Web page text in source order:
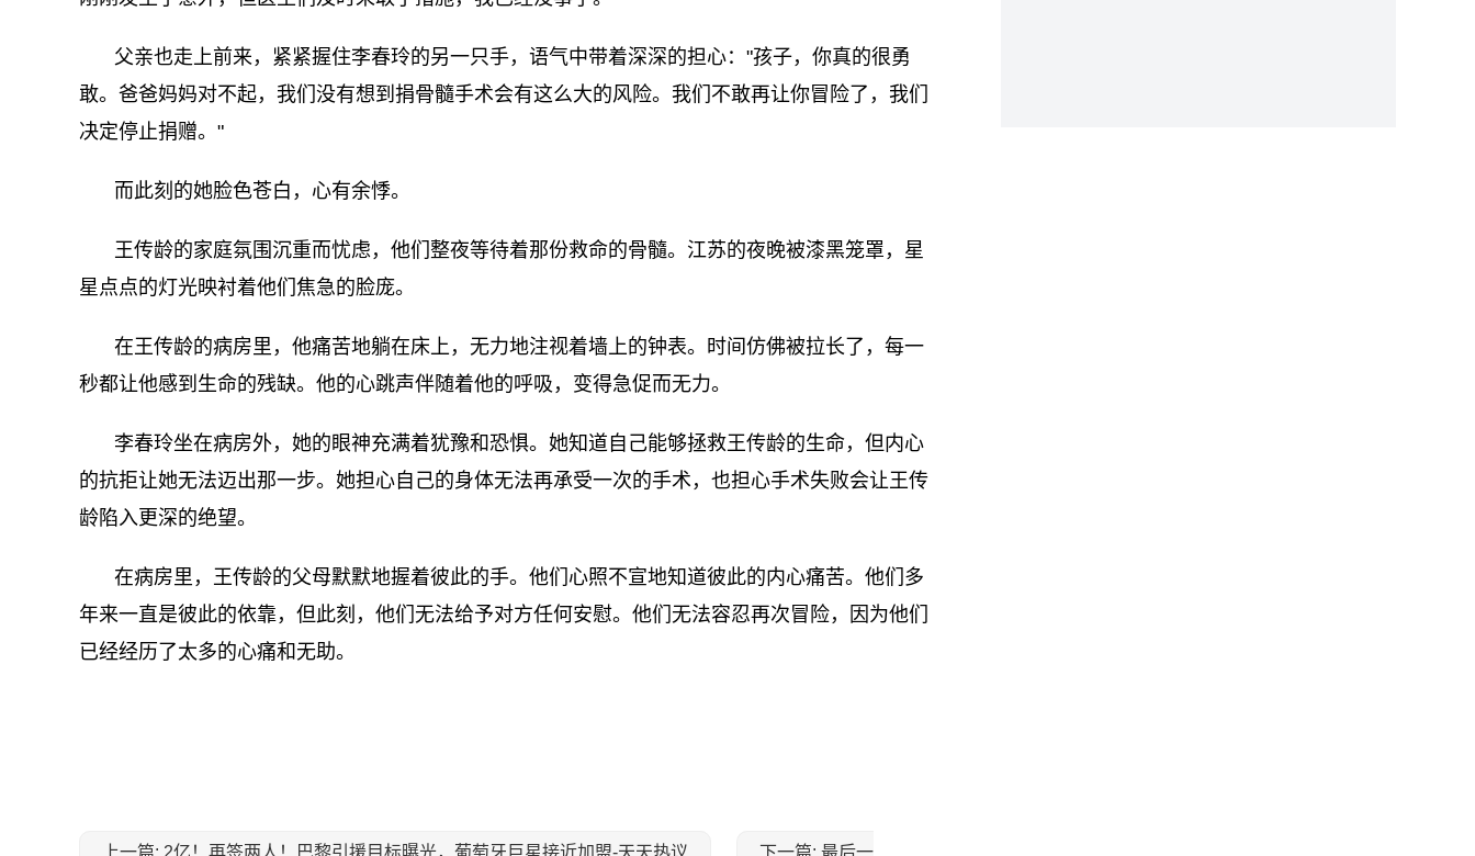
父亲也走上前来，紧紧握住李春玲的另一只手，语气中带着深深的担心："孩子，你真的很勇
敢。爸爸妈妈对不起，我们没有想到捐骨髓手术会有这么大的风险。我们不敢再让你冒险了，我们
决定停止捐赠。"
而此刻的她脸色苍白，心有余悸。
王传龄的家庭氛围沉重而忧虑，他们整夜等待着那份救命的骨髓。江苏的夜晚被漆黑笼罩，星
星点点的灯光映衬着他们焦急的脸庞。
在王传龄的病房里，他痛苦地躺在床上，无力地注视着墙上的钟表。时间仿佛被拉长了，每一
秒都让他感到生命的残缺。他的心跳声伴随着他的呼吸，变得急促而无力。
李春玲坐在病房外，她的眼神充满着犹豫和恐惧。她知道自己能够拯救王传龄的生命，但内心
的抗拒让她无法迈出那一步。她担心自己的身体无法再承受一次的手术，也担心手术失败会让王传
龄陷入更深的绝望。
在病房里，王传龄的父母默默地握着彼此的手。他们心照不宣地知道彼此的内心痛苦。他们多
年来一直是彼此的依靠，但此刻，他们无法给予对方任何安慰。他们无法容忍再次冒险，因为他们
已经经历了太多的心痛和无助。
上一篇: 2亿！再签两人！巴黎引援目标曝光，葡萄牙巨星接近加盟-天天热议 下一篇: 最后一